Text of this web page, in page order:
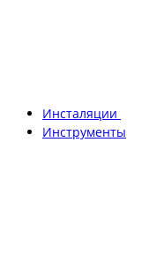
Инсталяции
Инструменты